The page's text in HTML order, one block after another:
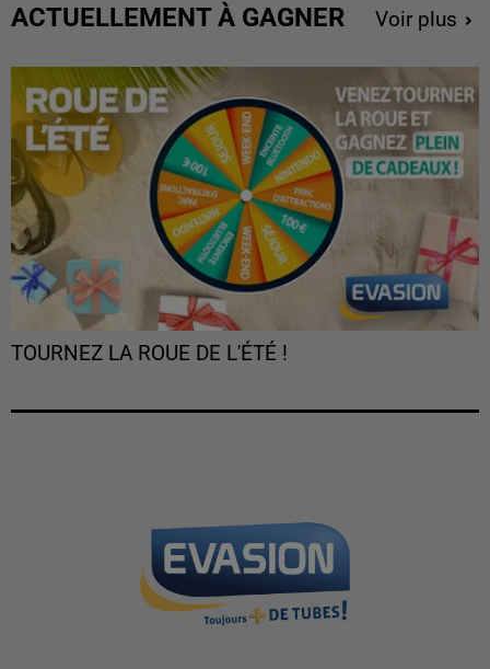
ACTUELLEMENT À GAGNER Voir plus
TOURNEZ LA ROUE DE L'ÉTÉ !